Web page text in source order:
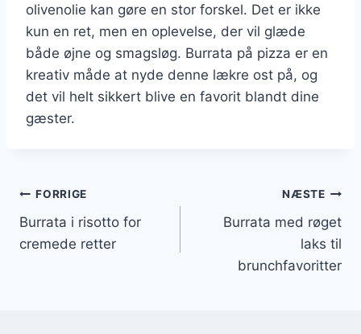
olivenolie kan gøre en stor forskel. Det er ikke
kun en ret, men en oplevelse, der vil glæde
både øjne og smagsløg. Burrata på pizza er en
kreativ måde at nyde denne lækre ost på, og
det vil helt sikkert blive en favorit blandt dine
gæster.
Indlægsnavigation
FORRIGE
Burrata i risotto for
cremede retter
NÆSTE
Burrata med røget
laks til
brunchfavoritter